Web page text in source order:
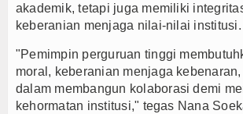
akademik, tetapi juga memiliki
keberanian menjaga nilai-nilai institusi.
"Pemimpin perguruan tinggi
moral, keberanian menjaga
dalam membangun kolaborasi demi
kehormatan institusi," tegas Nana